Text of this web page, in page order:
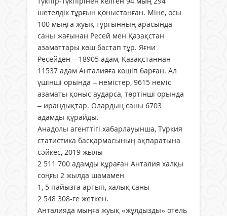
шетелдік тұрғын қоныс­танған. Міне, осы
100 мыңға жуық тұрғынның арасында
саны жағынан Ресей мен Қазақстан
азаматтары көш бастап тұр. Яғни
Ресейден – 18905 адам, Қазақстаннан
11537 адам Анталияға көшіп барған. Ал
үшінші орында – немістер, 9615 неміс
азаматы қоныс аударса, төртінші орында
– ирандықтар. Олардың саны 6703
адамды құрайды.
Анадолы агенттігі хабарлауынша, Түркия
статистика басқармасының ақпаратына
сәйкес, 2019 жылы
2 511 700 адамды құраған Анталия халқы
соңғы 2 жылда шамамен
1, 5 пайызға артып, халық саны
2 548 308-ге жеткен.
Анталияда мыңға жуық «жұлдызды» отель